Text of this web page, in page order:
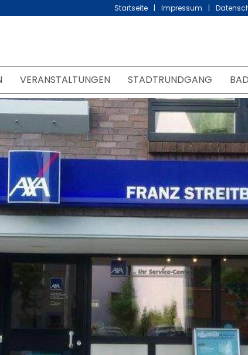
Startseite Impressum
VERANSTALTUNGEN STADTRUNDGANG